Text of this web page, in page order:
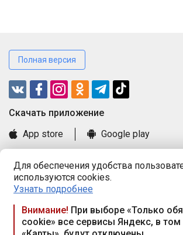
Для обеспечения удобства
используются cookies.
Узнать подробнее
Внимание! При выборе «Только
cookie» все сервисы Яндекс, в том
Полная версия
Cкачать приложение
App store
Google play
Книга замечаний и предложений
Правила и документы
Praca.by © 2000—2026, ООО «ПРАЦА БАЙ»
Республика Беларусь, 220114, г. Минск, пр-т
117а, пом. № 9.